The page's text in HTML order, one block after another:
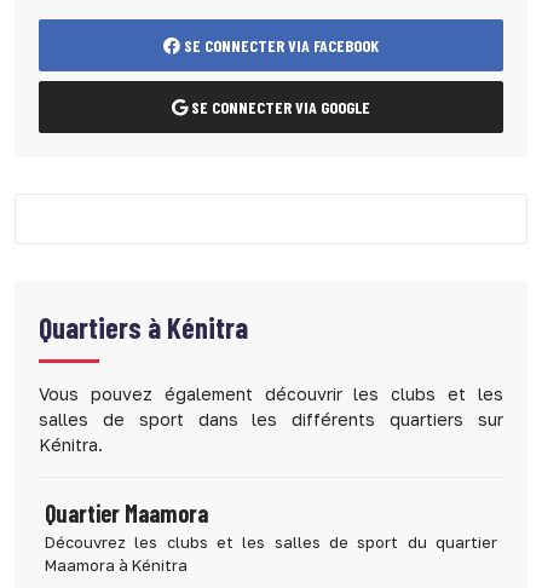
SE CONNECTER VIA FACEBOOK
SE CONNECTER VIA GOOGLE
Quartiers à Kénitra
Vous pouvez également découvrir les clubs et les
salles de sport dans les différents quartiers sur
Kénitra.
Quartier Maamora
Découvrez les clubs et les salles de sport du quartier
Maamora à Kénitra